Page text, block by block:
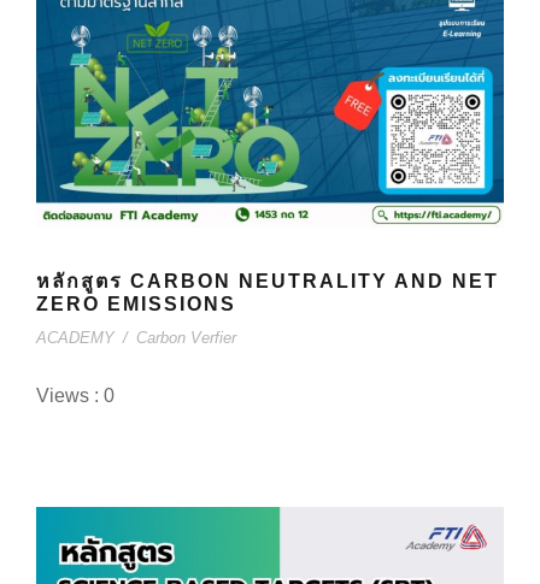
หลักสูตร CARBON NEUTRALITY AND NET
ZERO EMISSIONS
ACADEMY / Carbon Verfier
Views : 0